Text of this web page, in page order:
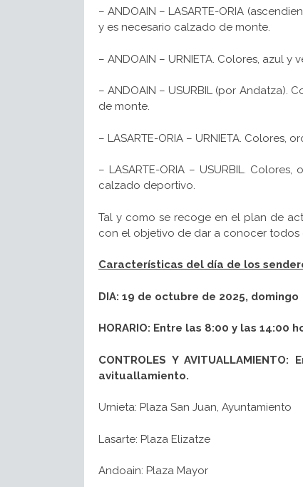
– ANDOAIN – LASARTE-ORIA
y es necesario calzado de monte.
– ANDOAIN – URNIETA. Colores, azul
– ANDOAIN – USURBIL (por Andatza).
de monte.
– LASARTE-ORIA – URNIETA.
– LASARTE-ORIA – USURBIL.
calzado deportivo.
Tal y como se recoge en el plan de
con el objetivo de dar a conocer todos
Características del día de los
DIA: 19 de octubre de 2025, domingo
HORARIO: Entre las 8:00 y las 14:00
CONTROLES Y
avituallamiento.
Urnieta: Plaza San Juan, Ayuntamiento
Lasarte: Plaza Elizatze
Andoain: Plaza Mayor